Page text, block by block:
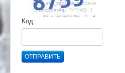
Код:
ОТПРАВИТЬ